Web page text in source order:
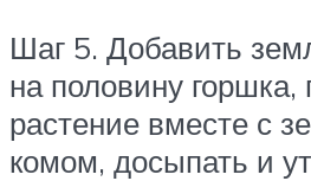
Шаг 5. Добавить
на половину горшка,
растение вместе с
комом, досыпать и